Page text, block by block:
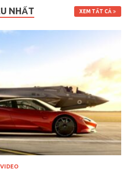
NHẤT XEM TẤT CẢ
VIDEO